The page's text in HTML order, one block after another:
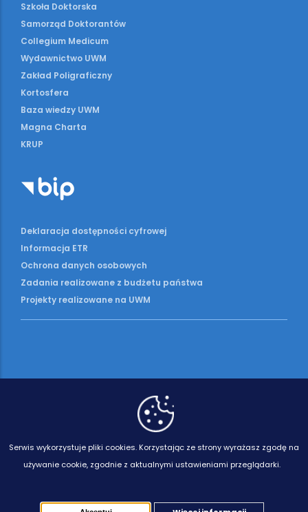
Szkoła Doktorska
Samorząd Doktorantów
Collegium Medicum
Wydawnictwo UWM
Zakład Poligraficzny
Kortosfera
Baza wiedzy UWM
Magna Charta
KRUP
Deklaracja dostępności cyfrowej
Informacja ETR
Ochrona danych osobowych
Zadania realizowane z budżetu państwa
Projekty realizowane na UWM
Serwis wykorzystuje pliki cookies. Korzystając ze strony wyrażasz zgodę na
używanie cookie, zgodnie z aktualnymi ustawieniami przeglądarki.